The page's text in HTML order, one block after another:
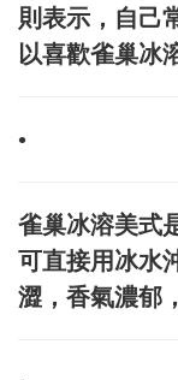
則表示，自己
以喜歡雀巢冰
•
雀巢冰溶美式
可直接用冰水
澀，香氣濃郁